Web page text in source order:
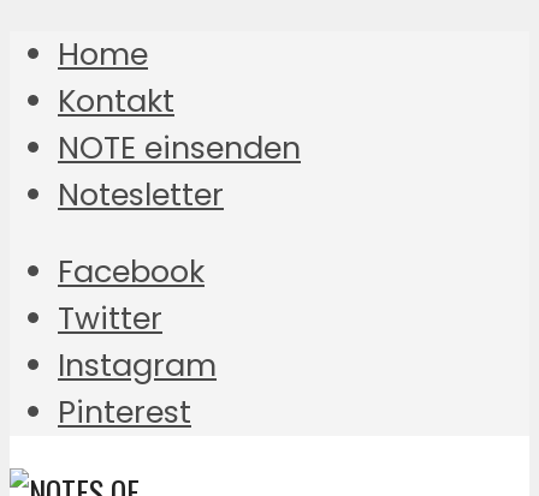
Home
Kontakt
NOTE einsenden
Notesletter
Facebook
Twitter
Instagram
Pinterest